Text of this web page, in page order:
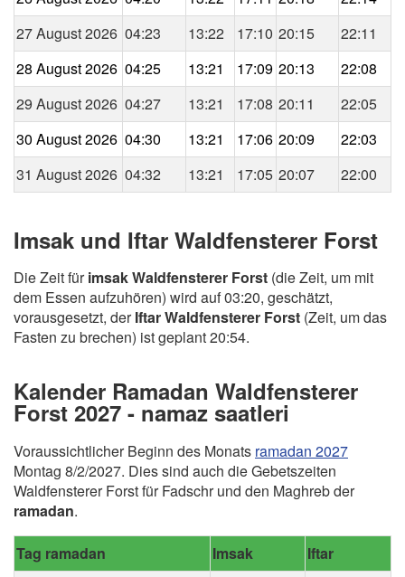
27 August 2026 04:23 13:22 17:10 20:15
22:11
28 August 2026 04:25 13:21 17:09 20:13
22:08
29 August 2026 04:27 13:21 17:08 20:11
22:05
30 August 2026 04:30 13:21 17:06 20:09
22:03
31 August 2026 04:32 13:21 17:05 20:07 22:00
Imsak und Iftar Waldfensterer Forst
Die Zeit fürimsak Waldfensterer Forst (die Zeit, um mit
dem Essen aufzuhören) wird auf 03:20, geschätzt,
vorausgesetzt, derIftar Waldfensterer Forst (Zeit, um das
Fasten zu brechen) ist geplant 20:54.
Kalender Ramadan Waldfensterer
Forst 2027 - namaz saatleri
Voraussichtlicher Beginn des Monats ramadan 2027
Montag 8/2/2027. Dies sind auch die Gebetszeiten
Waldfensterer Forst für Fadschr und den Maghreb der
ramadan.
Tag ramadan Imsak
Iftar